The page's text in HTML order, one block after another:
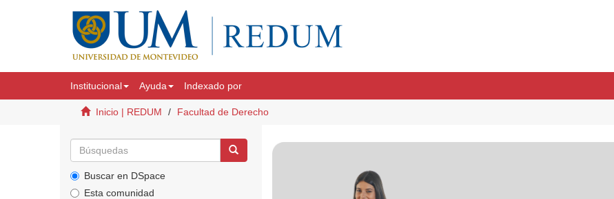
Institucional Ayuda Indexado por
Inicio | REDUM Facultad de Derecho
Buscar en DSpace
Esta comunidad